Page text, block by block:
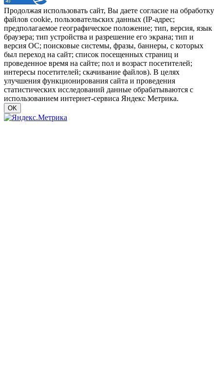
Продолжая использовать сайт, Вы даете согласие на обработку
файлов cookie, пользовательских данных (IP-адрес;
предполагаемое географическое положение; тип, версия, язык
браузера; тип устройства и разрешение его экрана; тип и
версия ОС; поисковые системы, фразы, баннеры, с которых
был переход на сайт; список посещенных страниц и
проведенное время на сайте; пол и возраст посетителей;
интересы посетителей; скачивание файлов). В целях
улучшения функционирования сайта и проведения
статистических исследований данные обрабатываются с
использованием интернет-сервиса Яндекс Метрика.
OK